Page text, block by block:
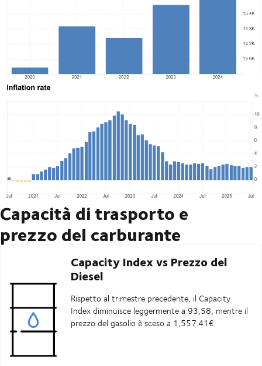
Capacità di trasporto e
prezzo del carburante
Capacity Index vs Prezzo del
Diesel
Rispetto al trimestre precedente, il Capacity
Index diminuisce leggermente a 93,58, mentre il
prezzo del gasolio è sceso a 1,557.41€.